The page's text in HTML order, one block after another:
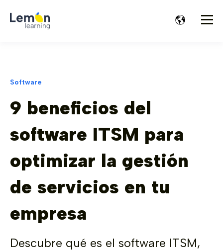
Software
9 beneficios del
software ITSM para
optimizar la gestión
de servicios en tu
empresa
Descubre qué es el software ITSM,